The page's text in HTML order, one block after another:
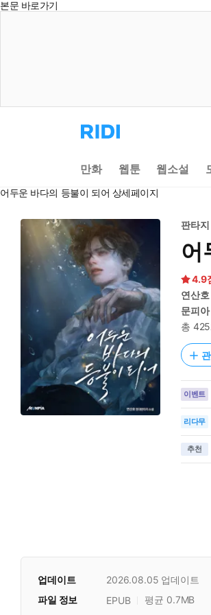
본문 바로가기
리
디
으
로
동
만화 웹툰 웹소설
어두운 바다의 등불이 되어 상세페이지
판타
어
4.9
연산호
문피아
총
이벤트
리다무
추천
업데이트 2026.08.05 업데이트
파일 정보 EPUB
평균 0.7MB